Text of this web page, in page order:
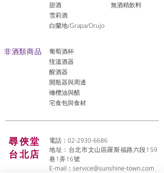
​甜酒
雪莉酒
白蘭地/Grapa/Orujo
​無酒精飲料
非酒類商品
葡萄酒杯
恆溫酒器
醒酒器
開瓶器與周邊
橄欖油與醋
宅食包與食材
尋俠堂
台北店
電話：02-2930-6686
地址：台北市文山區羅斯福路六段159
巷1弄16號
E-mail： service@sunshine-town.com